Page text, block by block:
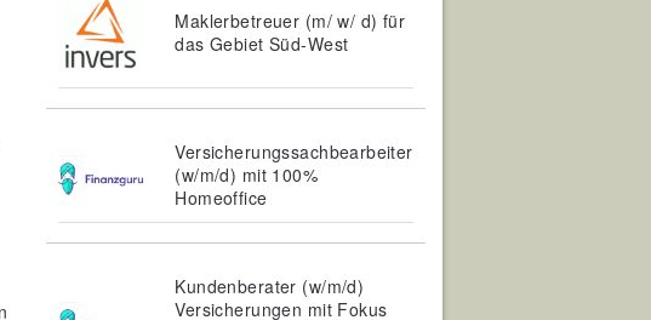
Maklerbetreuer (m/ w/ d) für
das Gebiet Süd-West
Versicherungssachbearbeiter
(w/m/d) mit 100%
Homeoffice
Kundenberater (w/m/d)
Versicherungen mit Fokus